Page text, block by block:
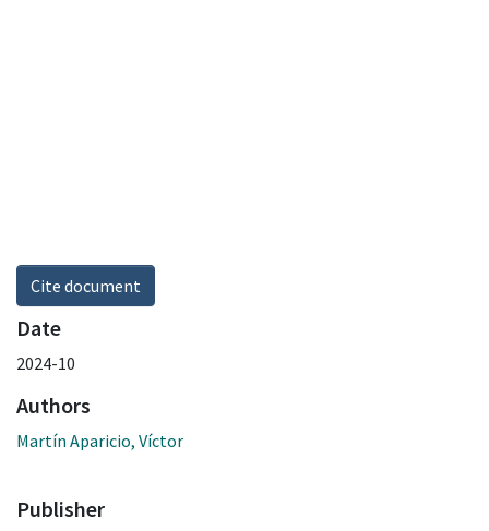
Cite document
Date
2024-10
Authors
Martín Aparicio, Víctor
Publisher